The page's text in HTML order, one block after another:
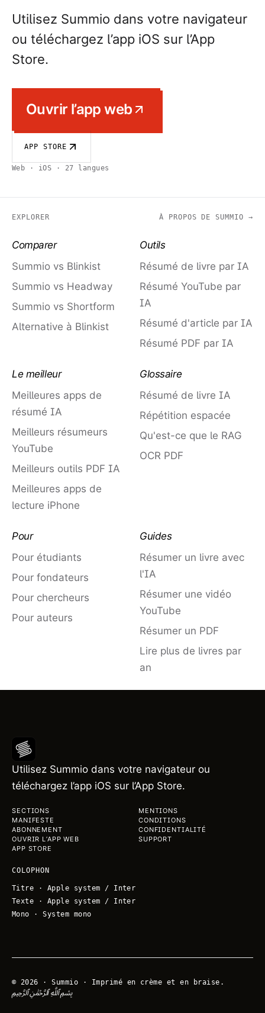
Utilisez Summio dans votre navigateur
ou téléchargez l’app iOS sur l’App
Store.
Ouvrir l’app web
APP STORE
Web · iOS · 27 langues
EXPLORER À PROPOS DE SUMMIO →
Comparer
Summio vs Blinkist
Summio vs Headway
Summio vs Shortform
Alternative à Blinkist
Outils
Résumé de livre par IA
Résumé YouTube par
IA
Résumé d'article par IA
Résumé PDF par IA
Le meilleur
Meilleures apps de
résumé IA
Meilleurs résumeurs
YouTube
Meilleurs outils PDF IA
Meilleures apps de
lecture iPhone
Glossaire
Résumé de livre IA
Répétition espacée
Qu'est-ce que le RAG
OCR PDF
Pour
Pour étudiants
Pour fondateurs
Pour chercheurs
Pour auteurs
Guides
Résumer un livre avec
l'IA
Résumer une vidéo
YouTube
Résumer un PDF
Lire plus de livres par
an
Utilisez Summio dans votre navigateur ou
téléchargez l’app iOS sur l’App Store.
SECTIONS
MANIFESTE
ABONNEMENT
OUVRIR L’APP WEB
APP STORE
MENTIONS
CONDITIONS
CONFIDENTIALITÉ
SUPPORT
COLOPHON
Titre ·
Apple system / Inter
Texte ·
Apple system / Inter
Mono · System mono
© 2026 ·Summio · Imprimé en crème et en braise.
بِسْمِ ٱللَّهِ ٱلرَّحْمَٰنِ ٱلرَّحِيمِ